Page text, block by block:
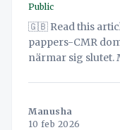
Public
🇬🇧 Read this article in
pappers-CMR
närmar sig slutet.
Manusha
10 feb 2026